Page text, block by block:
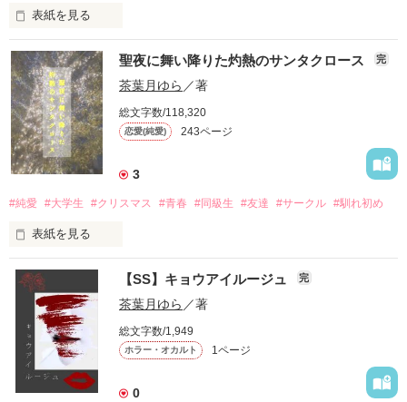
成見 藍
なるみ らん
・
「手、綺麗だよね」
付き合っていない。けど、手はつなぐ。
連日のように飛んでくる要求に辟易しつつも、
なんだかんだ絆されてしまい、首を縦に振る日々。
不健全とも言い切れない、私たちの関係は──
「でも、ごめん。
俺……今はまだ、千早さんとは付き合えない」
「……未練があるんだ。元カノに」
彼には忘れられない人がいました。
────
花を愛する健気な女子大生
お茶目で心優しい医者の卵
────
𓂃𓂃𓂃𓂃𓂃𓂃𓂃
「いなくなったら、喧嘩することも、
笑い合うことも、一緒にご飯を食べることも、
目を瞑ったまま
強く言い聞かせるように言葉を紡ぐ姿も
「……馬鹿で意地悪でチャラくて、ズルい男でごめんね」
表紙を見る
数千発のうち、わずか数輪だけ咲くハート型の花火。
通称『恋花火』。
私達の町で行われる夏祭りでは、
その花火を好きな人と一緒に観ると
恋が実ると言われているらしい。
正直、迷信はあまり信じないタイプ。
だけど、
少しでも距離を縮めることができたらいいな。
なんて思っていた矢先──。
「ごめんなさい」
聖夜に舞い降りた灼熱のサンタクロース 完
茶葉月ゆら ／著
総文字数/118,320
恋愛(純愛) 243ページ
3
#純愛 #大学生 #クリスマス #青春 #同級生 #友達 #サークル #馴れ初め
表紙を見る
今年で出会って30年。
これは、とある仲良し夫婦の若かりし頃の物語。
【SS】キョウアイルージュ 完
茶葉月ゆら ／著
総文字数/1,949
ホラー・オカルト 1ページ
0